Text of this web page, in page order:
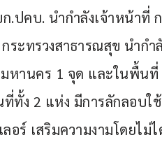
.ปคบ. นำกำลังเจ้าหน้าที่
ระทรวงสาธารณสุข นำก
หานคร 1 จุด และในพื้นที่
ที่ทั้ง 2 แห่ง มีการลักลอบ
อร์ เสริมความงามโดยไม่